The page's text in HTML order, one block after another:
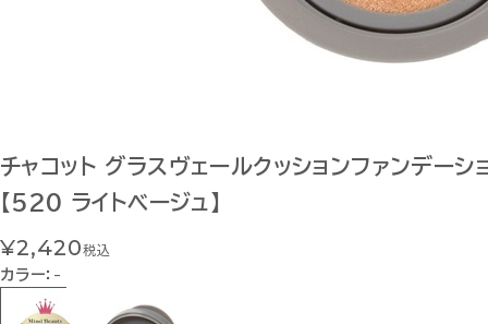
チャコット グラスヴェールクッションファンデーシ
【520 ライトベージュ】
¥2,420税込
カラー： -